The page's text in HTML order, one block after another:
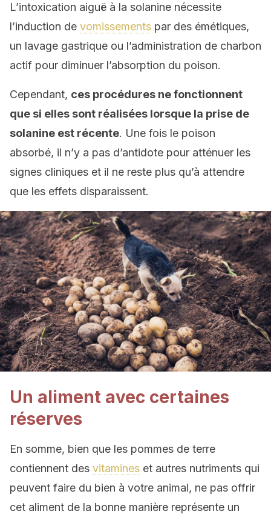
L’intoxication aiguë à la solanine nécessite
l’induction de vomissements par des émétiques,
un lavage gastrique ou l’administration de charbon
actif pour diminuer l’absorption du poison.
Cependant, ces procédures ne fonctionnent
que si elles sont réalisées lorsque la prise de
solanine est récente. Une fois le poison
absorbé, il n’y a pas d’antidote pour atténuer les
signes cliniques et il ne reste plus qu’à attendre
que les effets disparaissent.
Un aliment avec certaines
réserves
En somme, bien que les pommes de terre
contiennent des vitamines et autres nutriments qui
peuvent faire du bien à votre animal, ne pas offrir
cet aliment de la bonne manière représente un